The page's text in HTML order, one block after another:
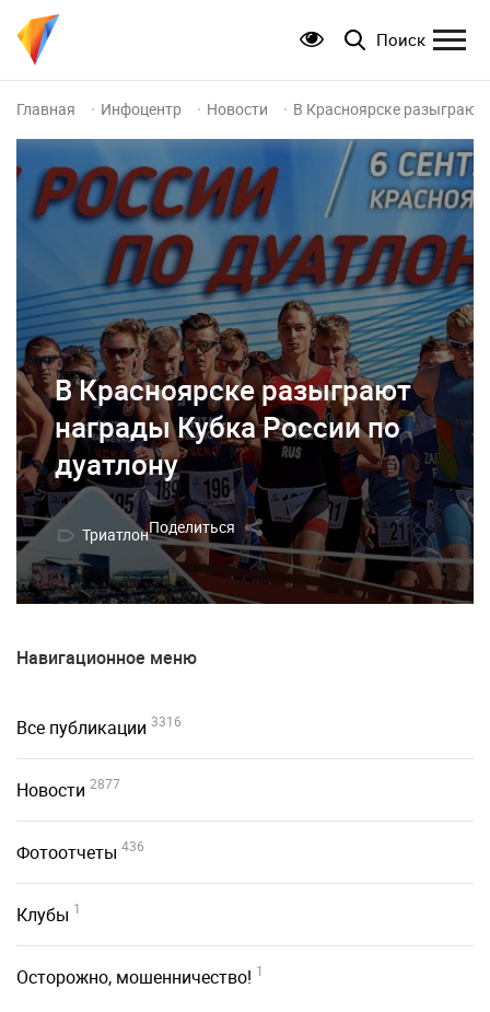
Поиск
Главная Инфоцентр Новости В Красноярске разыграют
В Красноярске разыграют
награды Кубка России по
дуатлону
ТриатлонПоделиться
Навигационное меню
Все публикации 3316
Новости 2877
Фотоотчеты 436
Клубы 1
Осторожно, мошенничество! 1